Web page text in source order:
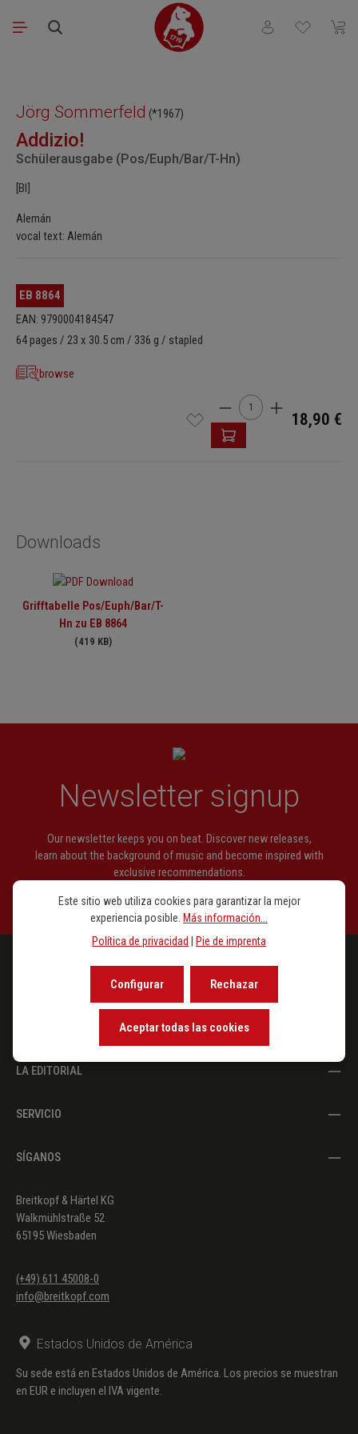
Saltar al contenido principal
Tienes 0 El
Jörg Sommerfeld (*1967)
Addizio!
Schülerausgabe (Pos/Euph/Bar/T-Hn)
[Bl]
Alemán
vocal text: Alemán
EB 8864
EAN: 9790004184547
64 pages / 23 x 30.5 cm / 336 g / stapled
browse
Cantidad del producto:
18,90 €
Downloads
Grifftabelle Pos/Euph/Bar/T-
Hn zu EB 8864
(419 KB)
Newsletter signup
Our newsletter keeps you on beat. Discover new releases,
learn about the background of music and become inspired with
exclusive recommendations.
LA EDITORIAL
SERVICIO
SÍGANOS
Breitkopf & Härtel KG
Walkmühlstraße 52
65195 Wiesbaden
(+49) 611 45008-0
info@breitkopf.com
Estados Unidos de América
Su sede está en Estados Unidos de América. Los precios se muestran
en EUR e incluyen el IVA vigente.
Este sitio web utiliza cookies para garantizar la mejor
experiencia posible. Más información...
Política de privacidad | Pie de imprenta
Rechazar
Configurar
Aceptar todas las cookies